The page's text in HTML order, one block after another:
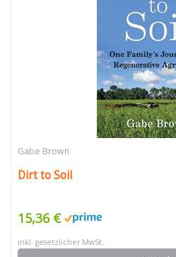
Gabe Brown
Dirt to Soil
15,36 €
inkl. gesetzlicher MwSt.